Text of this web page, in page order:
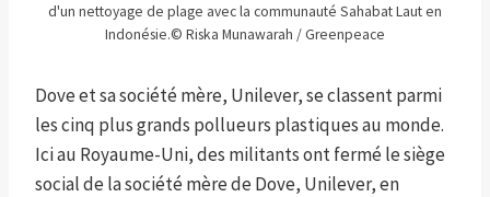
d'un nettoyage de plage avec la communauté Sahabat Laut en
Indonésie.© Riska Munawarah / Greenpeace
Dove et sa société mère, Unilever, se classent parmi
les cinq plus grands pollueurs plastiques au monde.
Ici au Royaume-Uni, des militants ont fermé le siège
social de la société mère de Dove, Unilever, en